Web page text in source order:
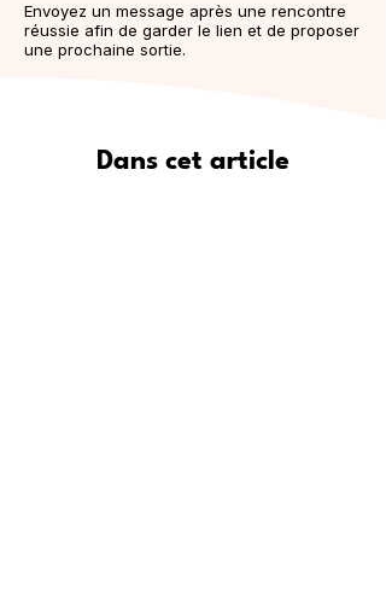
Envoyez un message après une rencontre
réussie afin de garder le lien et de proposer
une prochaine sortie.
Dans cet article